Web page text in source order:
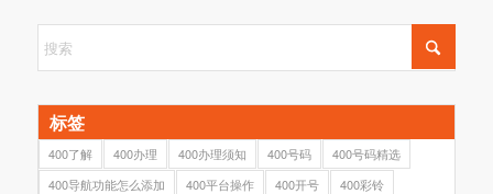
标签
400了解 400办理 400办理须知 400号码
400号码精选
400导航功能怎么添加
400平台操作 400开号
400彩铃